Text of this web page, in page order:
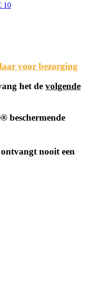
10
voor bezorging
het de volgende
beschermende
nooit een